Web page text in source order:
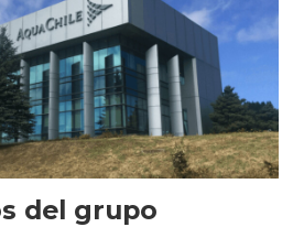
del grupo